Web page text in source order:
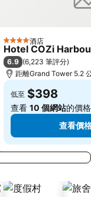
物園
4 星級 酒店
Hotel COZi
6.9 (6,223 筆評分)
距離Grand Tower 5.2
低至 $398
查看 10 個網站的價格
查看價